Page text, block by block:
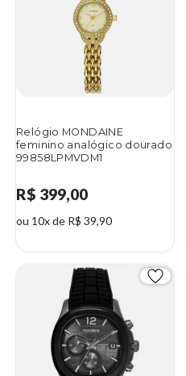
Relógio MONDAINE
feminino analógico dourado
99858LPMVDM1
R$ 399,00
ou 10x de R$ 39,90